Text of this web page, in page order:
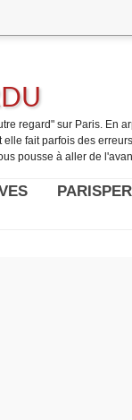
regard" sur Paris. En
elle fait parfois des
pousse à aller de